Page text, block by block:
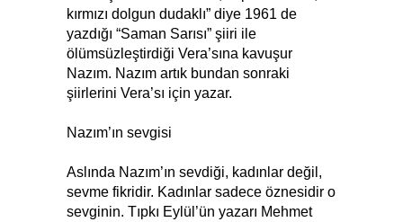
kırmızı dolgun dudaklı” diye 1961 de
yazdığı “Saman Sarısı” şiiri ile
ölümsüzleştirdiği Vera’sına kavuşur
Nazım. Nazım artık bundan sonraki
şiirlerini Vera’sı için yazar.
Nazım’ın sevgisi
Aslında Nazım’ın sevdiği, kadınlar değil,
sevme fikridir. Kadınlar sadece öznesidir o
sevginin. Tıpkı Eylül’ün yazarı Mehmet